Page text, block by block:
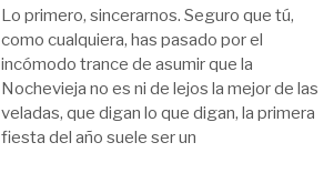
Lo primero, sincerarnos. Seguro que tú,
como cualquiera, has pasado por el
incómodo trance de asumir que la
Nochevieja no es ni de lejos la mejor de las
veladas, que digan lo que digan, la primera
fiesta del año suele ser un